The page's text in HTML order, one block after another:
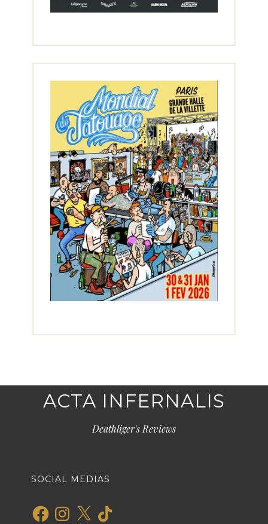
ACTA INFERNALIS
Deathliger's Reviews
SOCIAL MEDIAS
FacebookInstagram
X TikTok